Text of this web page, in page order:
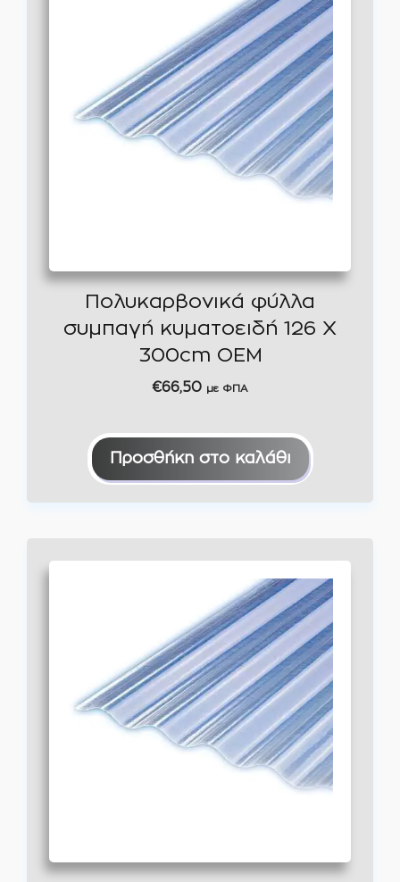
Πολυκαρβονικά φύλλα
συμπαγή κυματοειδή 126 Χ
300cm OEM
€66,50 με ΦΠΑ
Προσθήκη στο καλάθι